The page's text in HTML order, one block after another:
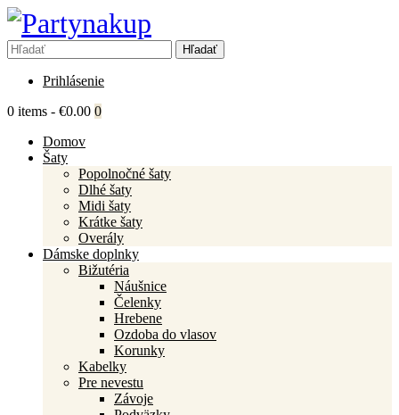
Prihlásenie
0 items - €0.00 0
Domov
Šaty
Popolnočné šaty
Dlhé šaty
Midi šaty
Krátke šaty
Overály
Dámske doplnky
Bižutéria
Náušnice
Čelenky
Hrebene
Ozdoba do vlasov
Korunky
Kabelky
Pre nevestu
Závoje